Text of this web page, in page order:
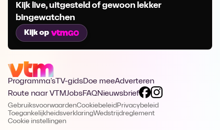
Kijk live, uitgesteld of gewoon lekker
bingewatchen
Kijk op
Programma'sTV-gidsDoe meeAdverteren
Route naar VTMJobsFAQNieuwsbrief
GebruiksvoorwaardenCookiebeleid Privacybeleid
ToegankelijkheidsverklaringWedstrijdreglement
Cookie instellingen